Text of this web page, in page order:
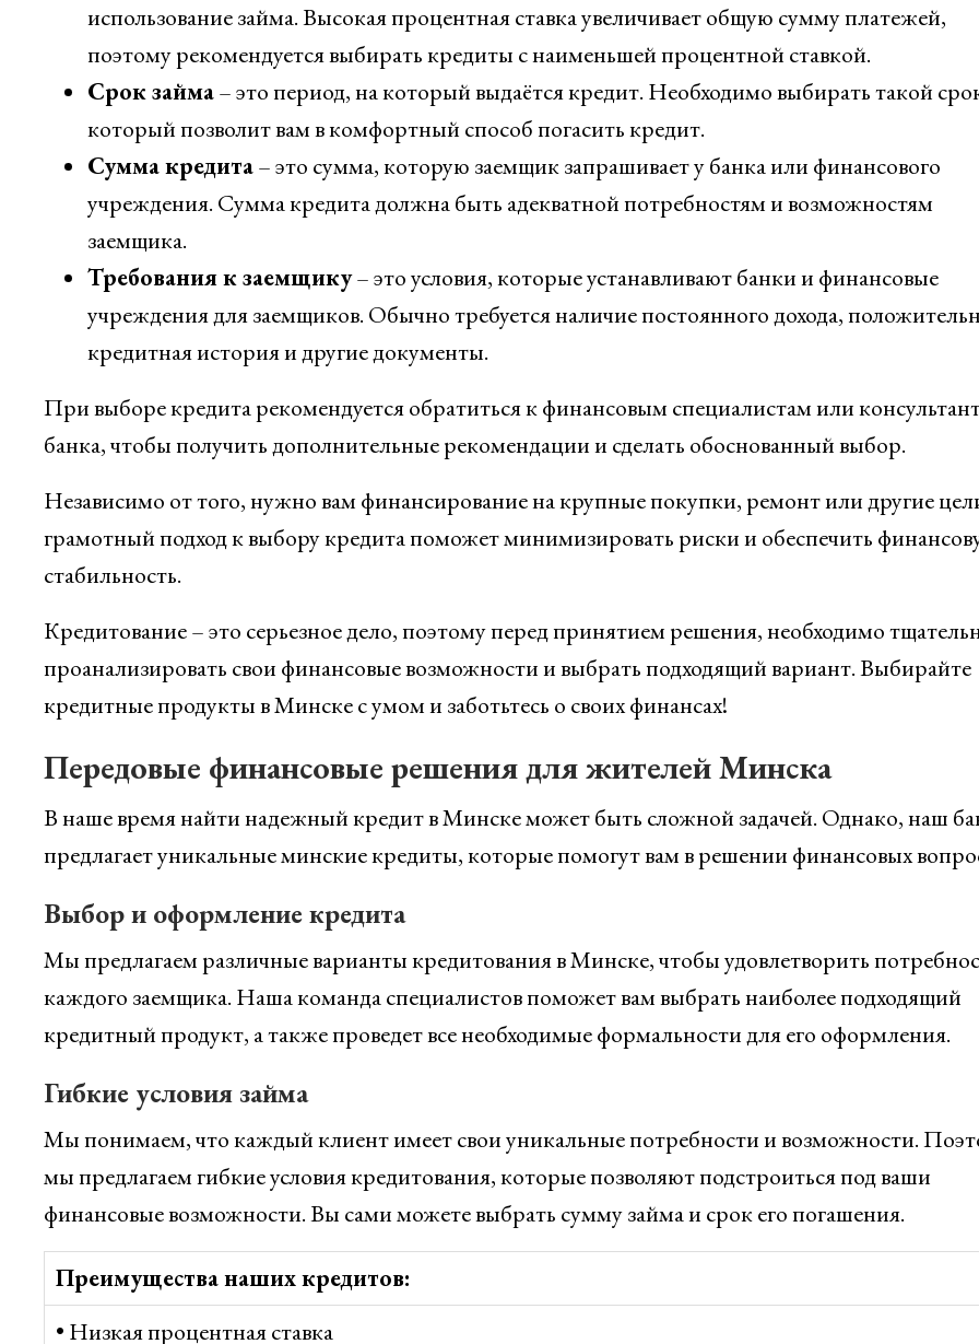
использование займа. Высокая процентная ставка увеличивает общую сумму платежей,
поэтому рекомендуется выбирать кредиты с наименьшей процентной ставкой.
Срок займа– это период, на который выдаётся кредит. Необходимо выбирать такой
который позволит вам в комфортный способ погасить кредит.
Сумма кредита– это сумма, которую заемщик запрашивает у банка или финансового
учреждения. Сумма кредита должна быть адекватной потребностям и возможностям
заемщика.
Требования к заемщику– это условия, которые устанавливают банки и финансовые
учреждения для заемщиков. Обычно требуется наличие постоянного дохода,
кредитная история и другие документы.
При выборе кредита рекомендуется обратиться к финансовым специалистам или
банка, чтобы получить дополнительные рекомендации и сделать обоснованный выбор.
Независимо от того, нужно вам финансирование на крупные покупки, ремонт или другие
грамотный подход к выбору кредита поможет минимизировать риски и обеспечить
стабильность.
Кредитование – это серьезное дело, поэтому перед принятием решения, необходимо
проанализировать свои финансовые возможности и выбрать подходящий вариант. Выбирайте
кредитные продукты в Минске с умом и заботьтесь о своих финансах!
Передовые финансовые решения для жителей Минска
В наше время найти надежный кредит в Минске может быть сложной задачей. Однако, наш
предлагает уникальные минские кредиты, которые помогут вам в решении финансовых
Выбор и оформление кредита
Мы предлагаем различные варианты кредитования в Минске, чтобы удовлетворить
каждого заемщика. Наша команда специалистов поможет вам выбрать наиболее подходящий
кредитный продукт, а также проведет все необходимые формальности для его оформления.
Гибкие условия займа
Мы понимаем, что каждый клиент имеет свои уникальные потребности и возможности.
мы предлагаем гибкие условия кредитования, которые позволяют подстроиться под ваши
финансовые возможности. Вы сами можете выбрать сумму займа и срок его погашения.
Преимущества наших кредитов:
• Низкая процентная ставка